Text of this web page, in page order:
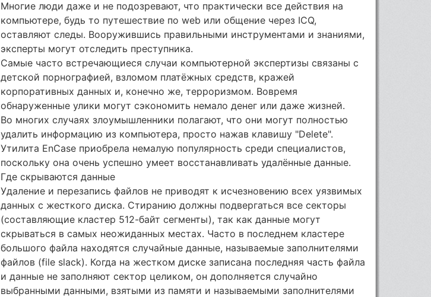
Многие люди даже и не подозревают, что практически все действия на
компьютере, будь то путешествие по web или общение через ICQ,
оставляют следы. Вооружившись правильными инструментами и знаниями,
эксперты могут отследить преступника.
Самые часто встречающиеся случаи компьютерной экспертизы связаны с
детской порнографией, взломом платёжных средств, кражей
корпоративных данных и, конечно же, терроризмом. Вовремя
обнаруженные улики могут сэкономить немало денег или даже жизней.
Во многих случаях злоумышленники полагают, что они могут полностью
удалить информацию из компьютера, просто нажав клавишу "Delete".
Утилита EnCase приобрела немалую популярность среди специалистов,
поскольку она очень успешно умеет восстанавливать удалённые данные.
Где скрываются данные
Удаление и перезапись файлов не приводят к исчезновению всех уязвимых
данных с жесткого диска. Стиранию должны подвергаться все секторы
(составляющие кластер 512-байт сегменты), так как данные могут
скрываться в самых неожиданных местах. Часто в последнем кластере
большого файла находятся случайные данные, называемые заполнителями
файлов (file slack). Когда на жестком диске записана последняя часть файла
и данные не заполняют сектор целиком, он дополняется случайно
выбранными данными, взятыми из памяти и называемыми заполнителями